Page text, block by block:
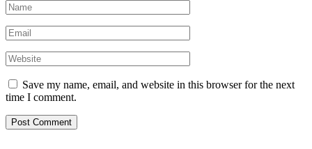
Save my name, email, and website in this browser for the next
time I comment.